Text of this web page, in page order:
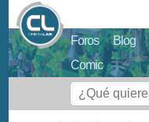
Foros Blog
Comic